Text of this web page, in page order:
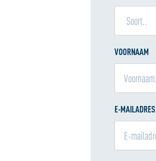
VOORNAAM
E-MAILADRES